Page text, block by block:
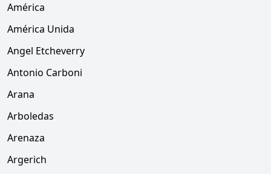
América
América Unida
Angel Etcheverry
Antonio Carboni
Arana
Arboledas
Arenaza
Argerich